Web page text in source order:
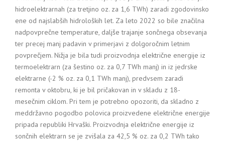
hidroelektrarnah (za tretjino oz. za 1,6 TWh) zaradi zgodovinsko
ene od najslabših hidroloških let. Za leto 2022 so bile značilna
nadpovprečne temperature, daljše trajanje sončnega obsevanja
ter precej manj padavin v primerjavi z dolgoročnim letnim
povprečjem. Nižja je bila tudi proizvodnja električne energije iz
termoelektrarn (za šestino oz. za 0,7 TWh manj) in iz jedrske
elektrarne (-2 % oz. za 0,1 TWh manj), predvsem zaradi
remonta v oktobru, ki je bil pričakovan in v skladu z 18-
mesečnim ciklom. Pri tem je potrebno opozoriti, da skladno z
meddržavno pogodbo polovica proizvedene električne energije
pripada republiki Hrvaški. Proizvodnja električne energije iz
sončnih elektrarn se je zvišala za 42,5 % oz. za 0,2 TWh tako